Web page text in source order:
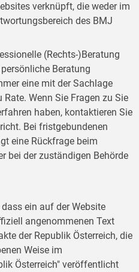
verknüpft, die weder im
des BMJ
(Rechts-)Beratung
Beratung
eine mit der Sachlage
Wenn Sie Fragen zu Sie
haben, kontaktieren Sie
Bei fristgebundenen
eine Rückfrage beim
bei der zuständigen Behörde
ein auf der Website
angenommenen Text
der Republik Österreich, die
Weise im
Österreich" veröffentlicht